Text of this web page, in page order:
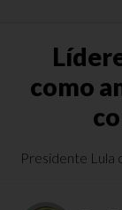
como
Presidente Lula